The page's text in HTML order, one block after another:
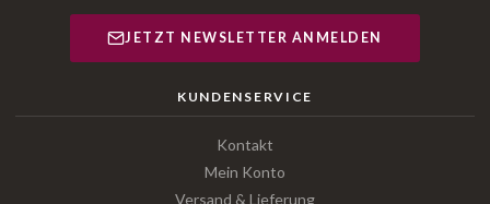
JETZT NEWSLETTER ANMELDEN
KUNDENSERVICE
Kontakt
Mein Konto
Versand & Lieferung